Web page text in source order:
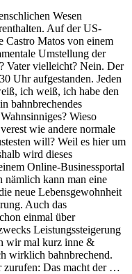
Wesen
Auf der US-
Castro Matos von einem
Umstellung der
Vater vielleicht? Nein. Der
Uhr aufgestanden. Jeden
ich weiß, ich habe den
bahnbrechendes
Wieso
wie andere normale
will? Weil es hier um
wird dieses
Online-Businessportal
nämlich kann man eine
neue Lebensgewohnheit
Auch das
einmal über
Leistungssteigerung
wir mal kurz inne &
wirklich bahnbrechend.
zurufen: Das macht der …